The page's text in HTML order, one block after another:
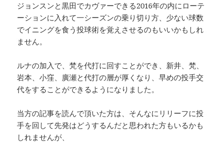
ジョンスンと黒田でカヴァーできる2016年の内にローテ
ーションに入れて一シーズンの乗り切り方、少ない球数
でイニングを食う投球術を覚えさせるのもいいかもしれ
ません。
ルナの加入で、梵を代打に回すことができ、新井、梵、
岩本、小窪、廣瀬と代打の層が厚くなり、早めの投手交
代をすることができるようになりました。
当方の記事を読んで頂いた方は、そんなにリリーフに投
手を回して先発はどうするんだと思われた方もいるかも
しれませんが、